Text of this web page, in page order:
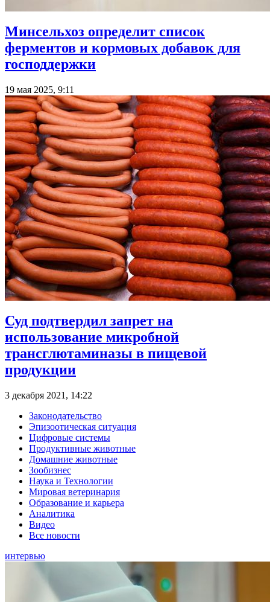
Минсельхоз определит список
ферментов и кормовых добавок для
господдержки
19 мая 2025, 9:11
Суд подтвердил запрет на
использование микробной
трансглютаминазы в пищевой
продукции
3 декабря 2021, 14:22
Законодательство
Эпизоотическая ситуация
Цифровые системы
Продуктивные животные
Домашние животные
Зообизнес
Наука и Технологии
Мировая ветеринария
Образование и карьера
Аналитика
Видео
Все новости
интервью